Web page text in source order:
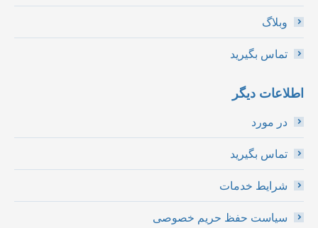
وبلاگ
تماس بگیرید
اطلاعات دیگر
در مورد
تماس بگیرید
شرایط خدمات
سیاست حفظ حریم خصوصی